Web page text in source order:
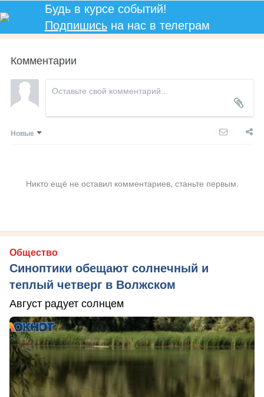
Будь в курсе событий!
Подпишисьна нас в телеграм
Комментарии
Новые
Никто ещё не оставил комментариев, станьте первым.
Общество
Синоптики обещают солнечный и
теплый четверг в Волжском
Август радует солнцем